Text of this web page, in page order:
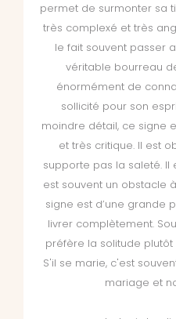
permet de surmonter sa
très complexé et très
le fait souvent passer
véritable bourreau
énormément de
sollicité pour son
moindre détail, ce signe
et très critique. Il est
supporte pas la saleté.
est souvent un obstacle
signe est d’une grande
livrer complètement.
préfère la solitude plutôt
S'il se marie, c'est
mariage et